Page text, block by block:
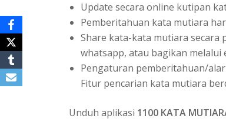
Update secara online kutipan
Pemberitahuan kata mutiara
Share kata-kata mutiara secara
whatsapp, atau bagikan melalui
Pengaturan pemberitahuan/
Fitur pencarian kata mutiara
Unduh aplikasi 1100 KATA